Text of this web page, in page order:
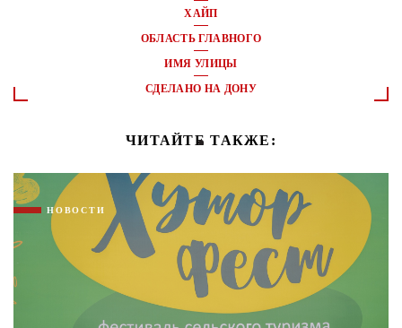
ХАЙП
ОБЛАСТЬ ГЛАВНОГО
ИМЯ УЛИЦЫ
СДЕЛАНО НА ДОНУ
ЧИТАЙТЕ ТАКЖЕ:
НОВОСТИ